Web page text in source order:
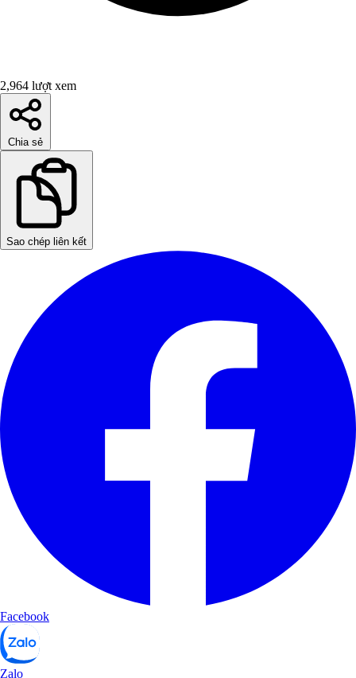
2,964 lượt xem
Chia sẻ
Sao chép liên kết
Facebook
Zalo